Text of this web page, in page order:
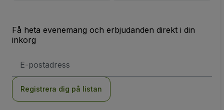
Få heta evenemang och erbjudanden direkt i din
inkorg
postadress
Registrera dig på listan